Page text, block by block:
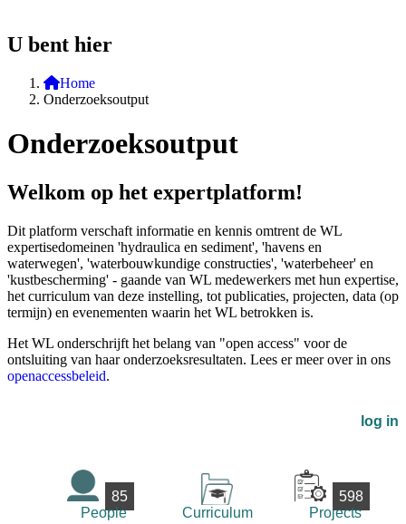
U bent hier
Home
Onderzoeksoutput
Onderzoeksoutput
Welkom op het expertplatform!
Dit platform verschaft informatie en kennis omtrent de WL
expertisedomeinen 'hydraulica en sediment', 'havens en
waterwegen', 'waterbouwkundige constructies', 'waterbeheer' en
'kustbescherming' - gaande van WL medewerkers met hun expertise,
het curriculum van deze instelling, tot publicaties, projecten, data (op
termijn) en evenementen waarin het WL betrokken is.
Het WL onderschrijft het belang van "open access" voor de
ontsluiting van haar onderzoeksresultaten. Lees er meer over in ons
openaccessbeleid.
log in
85
People
Curriculum
598
Projects